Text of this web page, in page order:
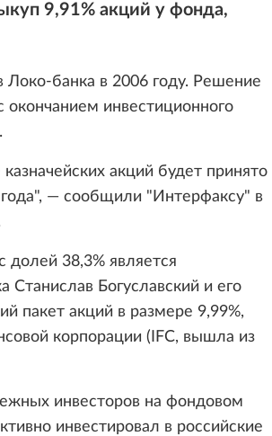
9,91% акций у фонда,
Локо-банка в 2006 году. Решение
окончанием инвестиционного
акций будет принято
— сообщили "Интерфаксу" в
38,3% является
Станислав Богуславский и его
пакет акций в размере 9,99%,
корпорации (IFC, вышла из
инвесторов на фондовом
инвестировал в российские